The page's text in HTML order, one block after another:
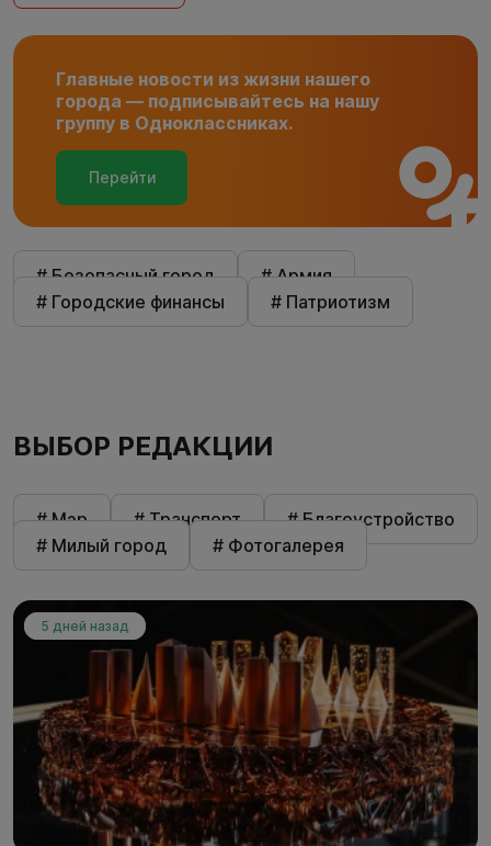
Главные новости из жизни нашего
города — подписывайтесь на нашу
группу в Одноклассниках.
Перейти
# Безопасный город
# Армия
# Городские финансы
# Патриотизм
ВЫБОР РЕДАКЦИИ
# Мэр # Транспорт
# Благоустройство
# Милый город
# Фотогалерея
5 дней назад